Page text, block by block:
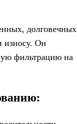
долговечных
износу. Он
фильтрацию на